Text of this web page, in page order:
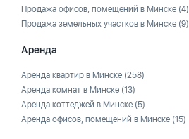
Продажа офисов, помещений в Минске (4)
Продажа земельных участков в Минске (9)
Аренда
Аренда квартир в Минске (258)
Аренда комнат в Минске (13)
Аренда коттеджей в Минске (5)
Аренда офисов, помещений в Минске (15)